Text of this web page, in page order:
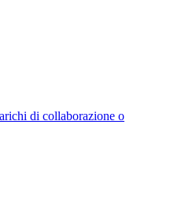
di collaborazione o